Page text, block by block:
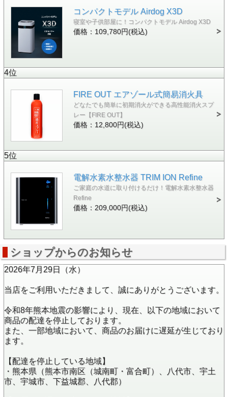
コンパクトモデル Airdog X3D
寝室や子供部屋に！コンパクトモデル Airdog X3D
価格：109,780円(税込)
4位
FIRE OUT エアゾール式簡易消火具
どなたでも簡単に初期消火ができる高性能消火スプ
レー【FIRE OUT】
価格：12,800円(税込)
5位
電解水素水整水器 TRIM ION Refine
ご家庭の水道に取り付けるだけ！電解水素水整水器
Refine
価格：209,000円(税込)
ショップからのお知らせ
2026年7月29日（水）
当店をご利用いただきまして、誠にありがとうございます。
令和8年熊本地震の影響により、現在、以下の地域において
商品の配達を停止しております。
また、一部地域において、商品のお届けに遅延が生じており
ます。
【配達を停止している地域】
・熊本県（熊本市南区（城南町・富合町）、八代市、宇土
市、宇城市、下益城郡、八代郡）